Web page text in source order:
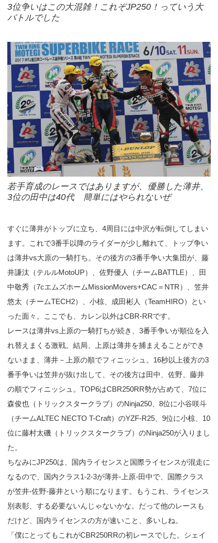
3位争いはこの大混雑！これぞJP250！っていう大
バトルでした
若手育成のレースではありますが、優勝した薄井、
3位の田中は40代 簡単にはやられないぜ
すぐに薄井がトップに立ち、4周目には中沢が転倒してしまい
ます。これで3番手以降のライダーが少し離れて、トップ争い
は薄井vs大原の一騎打ち。その後方の3番手争い大集団が、藤
井謙汰（テルルMotoUP）、佐野優人（チームBATTLE）、田
中敬秀（7cエムズホームMissionMovers+CAC＝NTR）、笠井
悠太（チームTECH2）、小椋、成田彬人（TeamHIRO）とい
った面々。ここでも、カレン以外はCBR-RRです。
レースは薄井vs上原の一騎打ちが続き、3番手争いが順位を入
れ替えまくる激戦。結局、上原は薄井を捕まえることができ
ないまま、薄井－上原の順でフィニッシュ。16秒以上後方の3
番手争いは笠井が抜け出して、その後方は田中、佐野、藤井
の順でフィニッシュ。TOP6はCBR250RR勢が占めて、7位に
森俊也（トリックスタークラブ）のNinja250、8位に小谷咲斗
（チームALTEC NECTO T-Craft）のYZF-R25、9位に小椋、10
位に藤村太磯（トリックスタークラブ）のNinja250が入りまし
た。
ちなみにJP250は、国内ライセンスと国際ライセンスが混走に
なるので、国内クラス1-2-3が薄井-上原-田中で、国際クラス
が笠井-佐野-藤井という順になります。もうこれ、ライセンス
別表彰、する必要ないんじゃないかな。だって他のレースも
だけど、国内ライセンスの方が速いこと、多いしね。
「僕にとってもこれがCBR250RRの初レースでした。シェイ